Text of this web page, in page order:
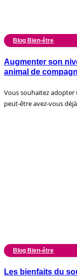
Blog Bien-être
Augmenter son
animal de
Vous souhaitez adopter
peut-être avez-vous
Blog Bien-être
Les bienfaits du